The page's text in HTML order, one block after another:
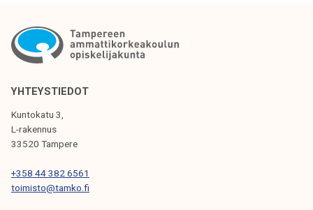
K
L
I
E
S
YHTEYSTIEDOT
Kuntokatu 3,
L-rakennus
33520 Tampere
+358 44 382 6561
toimisto@tamko.fi